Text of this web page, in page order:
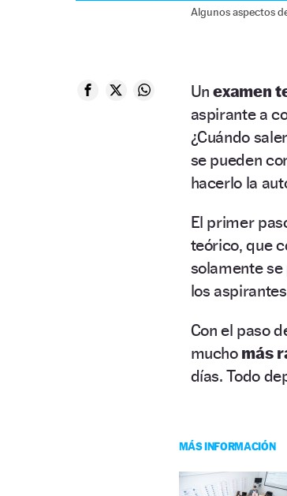
Algunos aspectos
Unexamen
aspirante a
¿Cuándo
se pueden
hacerlo la
El primer
teórico, que
solamente
los
Con el paso
mucho más
días. Todo
MÁS INFORMACIÓN